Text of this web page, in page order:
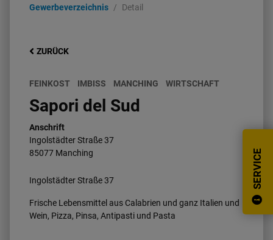
SERVICE
Gewerbeverzeichnis
Detail
ZURÜCK
FEINKOST IMBISS MANCHING WIRTSCHAFT
Sapori del Sud
Ingolstädter Straße 37
Frische Lebensmittel aus Calabrien und ganz Italien und
Wein, Pizza, Pinsa, Antipasti und Pasta
Anschrift
Ingolstädter Straße37
85077 Manching